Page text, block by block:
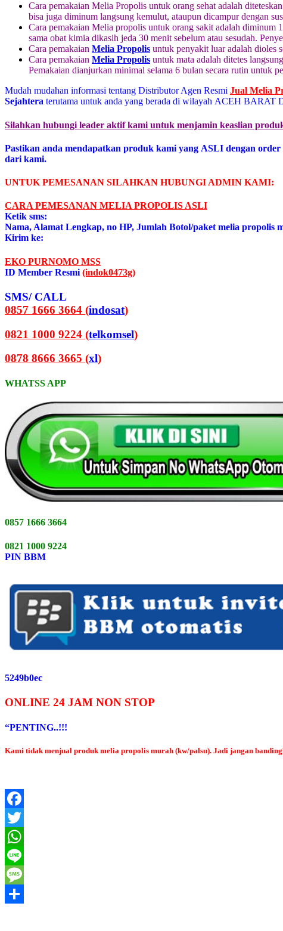
Cara pemakaian Melia Propolis untuk orang sehat adalah
bisa juga diminum langsung kemulut, ataupun dicampur dengan
Cara pemakaian Melia propolis untuk orang sakit adalah diminum
sama obat kimia dikasih jeda 30 menit sebelum atau sesudah.
Cara pemakaian Melia Propolis untuk penyakit luar adalah dioles
Cara pemakaian Melia Propolis untuk mata adalah ditetes
Pemakaian dianjurkan minimal selama 6 bulan secara rutin untuk
Mudah mudahan informasi tentang Distributor Agen Resmi Jual Melia
Sejahtera terutama untuk anda yang berada di wilayah ACEH BARAT
Silahkan hubungi leader aktif kami untuk menjamin keaslian
Pastikan anda mendapatkan produk kami yang ASLI dengan
dari kami.
UNTUK PEMESANAN SILAHKAN HUBUNGI ADMIN KAMI:
CARA PEMESANAN MELIA PROPOLIS ASLI
Ketik sms:
Nama, Alamat Lengkap, no HP, Jumlah Botol/paket melia propolis
Kirim ke:
EKO PURNOMO MSS
ID Member Resmi (indok0473g)
SMS/ CALL
0857 1666 3664 (indosat)
0821 1000 9224 (telkomsel)
0878 8666 3665 (xl)
WHATSS APP
0857 1666 3664
0821 1000 9224
PIN BBM
5249b0ec
ONLINE 24 JAM NON STOP
“PENTING..!!!
Kami tidak menjual produk melia propolis murah (kw/palsu). Jadi jangan
Facebook
Twitter
WhatsApp
Line
Message